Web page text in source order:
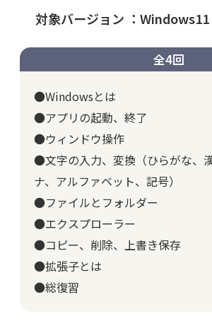
対象バージョン ：Windows11
全4回
●Windowsとは
●アプリの起動、終了
●ウィンドウ操作
●文字の入力、変換（ひらがな、
ナ、アルファベット、記号）
●ファイルとフォルダー
●エクスプローラー
●コピー、削除、上書き保存
●拡張子とは
●総復習